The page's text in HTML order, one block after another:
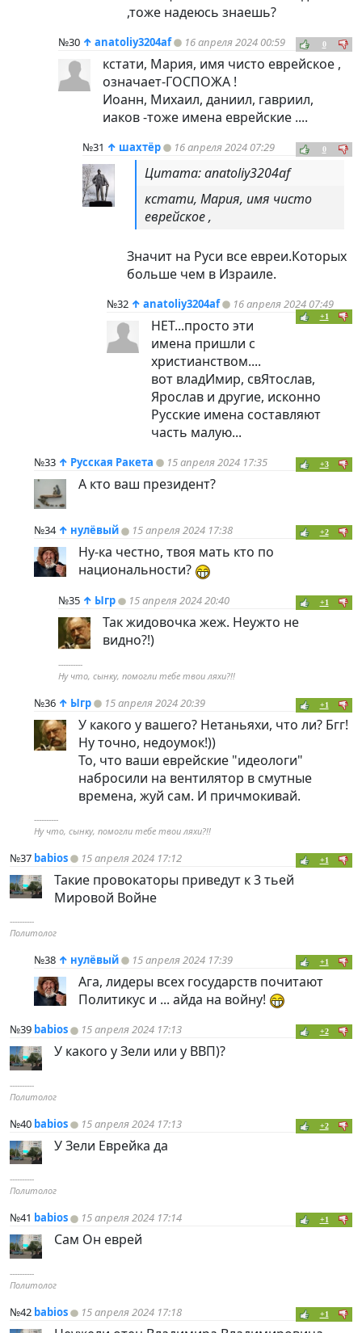
,тоже надеюсь знаешь?
№30 ↑ anatoliy3204af 16 апреля 2024 00:59 0
кстати, Мария, имя чисто еврейское ,
означает-ГОСПОЖА !
Иоанн, Михаил, даниил, гавриил,
иаков -тоже имена еврейские ....
№31 ↑ шахтёр 16 апреля 2024 07:29 0
Цитата: anatoliy3204af
кстати, Мария, имя чисто
еврейское ,
Значит на Руси все евреи.Которых
больше чем в Израиле.
№32 ↑ anatoliy3204af 16 апреля 2024 07:49
+1
НЕТ...просто эти
имена пришли с
христианством....
вот владИмир, свЯтослав,
Ярослав и другие, исконно
Русские имена составляют
часть малую...
№33 ↑ Русская Ракета 15 апреля 2024 17:35 +3
А кто ваш президент?
№34 ↑ нулёвый 15 апреля 2024 17:38 +2
Ну-ка честно, твоя мать кто по
национальности?
№35 ↑ Ыгр 15 апреля 2024 20:40 +1
Так жидовочка жеж. Неужто не
видно?!)
----------
Ну что, сынку, помогли тебе твои ляхи?!!
№36 ↑ Ыгр 15 апреля 2024 20:39 +1
У какого у вашего? Нетаньяхи, что ли? Бгг!
Ну точно, недоумок!))
То, что ваши еврейские "идеологи"
набросили на вентилятор в смутные
времена, жуй сам. И причмокивай.
----------
Ну что, сынку, помогли тебе твои ляхи?!!
№37 babios 15 апреля 2024 17:12 +1
Такие провокаторы приведут к 3 тьей
Мировой Войне
----------
Политолог
№38 ↑ нулёвый 15 апреля 2024 17:39 +1
Ага, лидеры всех государств почитают
Политикус и ... айда на войну!
№39 babios 15 апреля 2024 17:13 +2
У какого у Зели или у ВВП)?
----------
Политолог
№40 babios 15 апреля 2024 17:13 +2
У Зели Еврейка да
----------
Политолог
№41 babios 15 апреля 2024 17:14 +1
Сам Он еврей
----------
Политолог
№42 babios 15 апреля 2024 17:18 +1